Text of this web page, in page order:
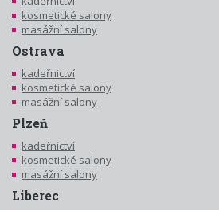
kosmetické salony
masážní salony
Ostrava
kadeřnictví
kosmetické salony
masážní salony
Plzeň
kadeřnictví
kosmetické salony
masážní salony
Liberec